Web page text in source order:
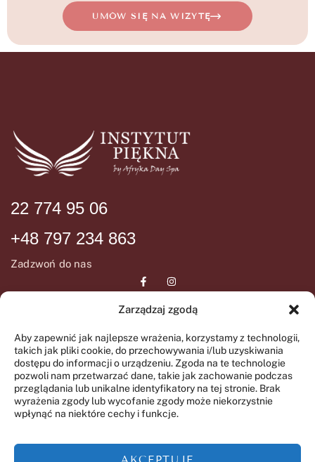
Zarządzaj zgodą
Aby zapewnić jak najlepsze wrażenia, korzystamy z technologii,
takich jak pliki cookie, do przechowywania i/lub uzyskiwania
dostępu do informacji o urządzeniu. Zgoda na te technologie
pozwoli nam przetwarzać dane, takie jak zachowanie podczas
przeglądania lub unikalne identyfikatory na tej stronie. Brak
wyrażenia zgody lub wycofanie zgody może niekorzystnie
wpłynąć na niektóre cechy i funkcje.
UMÓW SIĘ NA WIZYTĘ
22 774 95 06
+48 797 234 863
Zadzwoń do nas
ul. Wiślana 72
05-092 Łomianki
GODZINY OTWARCIA
09:00 – 20:00
Regulamin SPA
Regulamin świadczenia
usług drogą elektroniczną
Polityka prywatności